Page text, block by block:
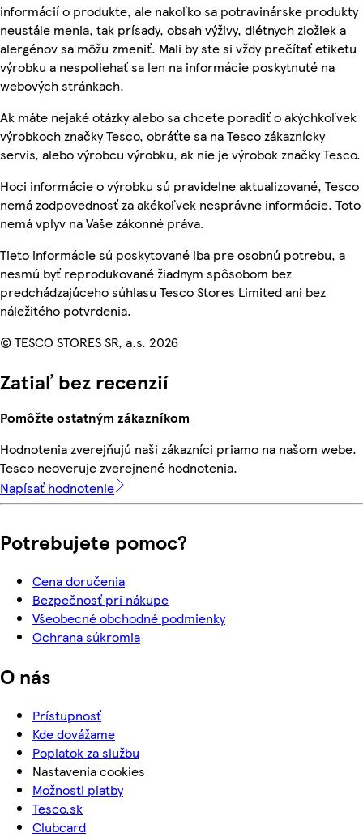
informácií o produkte, ale nakoľko sa potravinárske produkty
neustále menia, tak prísady, obsah výživy, diétnych zložiek a
alergénov sa môžu zmeniť. Mali by ste si vždy prečítať etiketu
výrobku a nespoliehať sa len na informácie poskytnuté na
webových stránkach.
Ak máte nejaké otázky alebo sa chcete poradiť o akýchkoľvek
výrobkoch značky Tesco, obráťte sa na Tesco zákaznícky
servis, alebo výrobcu výrobku, ak nie je výrobok značky Tesco.
Hoci informácie o výrobku sú pravidelne aktualizované, Tesco
nemá zodpovednosť za akékoľvek nesprávne informácie. Toto
nemá vplyv na Vaše zákonné práva.
Tieto informácie sú poskytované iba pre osobnú potrebu, a
nesmú byť reprodukované žiadnym spôsobom bez
predchádzajúceho súhlasu Tesco Stores Limited ani bez
náležitého potvrdenia.
© TESCO STORES SR, a.s. 2026
Zatiaľ bez recenzií
Pomôžte ostatným zákazníkom
Hodnotenia zverejňujú naši zákazníci priamo na našom webe.
Tesco neoveruje zverejnené hodnotenia.
Napísať hodnotenie
Potrebujete pomoc?
Cena doručenia
Bezpečnosť pri nákupe
Všeobecné obchodné podmienky
Ochrana súkromia
O nás
Prístupnosť
Kde dovážame
Poplatok za službu
Nastavenia cookies
Možnosti platby
Tesco.sk
Clubcard